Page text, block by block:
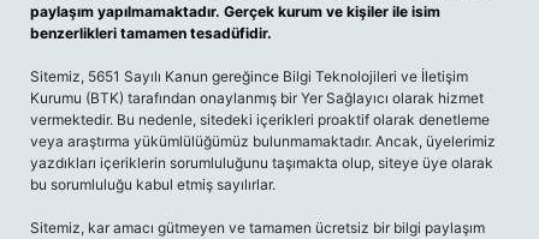
paylaşım yapılmamaktadır. Gerçek kurum ve kişiler ile isim
benzerlikleri tamamen tesadüfidir.
Sitemiz, 5651 Sayılı Kanun gereğince Bilgi Teknolojileri ve İletişim
Kurumu (BTK) tarafından onaylanmış bir Yer Sağlayıcı olarak hizmet
vermektedir. Bu nedenle, sitedeki içerikleri proaktif olarak denetleme
veya araştırma yükümlülüğümüz bulunmamaktadır. Ancak, üyelerimiz
yazdıkları içeriklerin sorumluluğunu taşımakta olup, siteye üye olarak
bu sorumluluğu kabul etmiş sayılırlar.
Sitemiz, kar amacı gütmeyen ve tamamen ücretsiz bir bilgi paylaşım